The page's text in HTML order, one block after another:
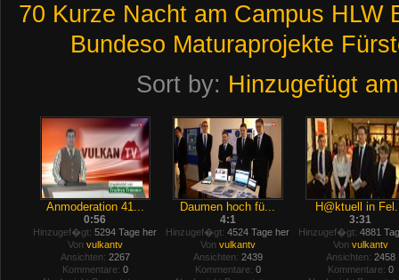
70 Kurze Nacht am Campus HLW
Bundeso Maturaprojekte
Sort by: Hinzugefügt am
Anmoderation 41...
0:56
Hinzugef�gt: 5294 Tage her
Von vulkantv
Ansichten: 2267
Kommentare: 0
Daumen hoch fü...
4:1
Hinzugef�gt: 4524 Tage her
Von vulkantv
Ansichten: 2439
Kommentare: 0
H@ktuell in
3:31
Hinzugef�gt: 4881
Von vulkantv
Ansichten: 2458
Kommentare: 0